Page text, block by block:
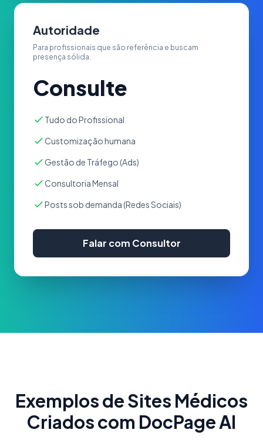
Autoridade
Para profissionais que são referência e buscam
presença sólida.
Consulte
Tudo do Profissional
Customização humana
Gestão de Tráfego (Ads)
Consultoria Mensal
Posts sob demanda (Redes Sociais)
Falar com Consultor
Exemplos de Sites Médicos
Criados com DocPage AI